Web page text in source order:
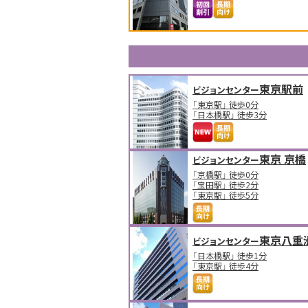
ビジョンセンター東京駅前
「東京駅」 徒歩0分
「日本橋駅」 徒歩3分
ビジョンセンター東京 京橋
「京橋駅」 徒歩0分
「宝田駅」 徒歩2分
「東京駅」 徒歩5分
ビジョンセンター東京八重
「日本橋駅」 徒歩1分
「東京駅」 徒歩4分